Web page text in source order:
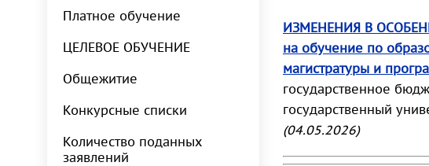
Платное обучение
ЦЕЛЕВОЕ ОБУЧЕНИЕ
Общежитие
Конкурсные списки
Количество поданных
заявлений
ИЗМЕНЕНИЯ В
на обучение по
магистратуры и
государственное
государственный
(04.05.2026)